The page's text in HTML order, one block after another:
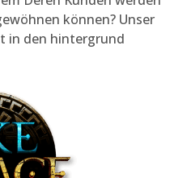
können? Unser
in den hintergrund